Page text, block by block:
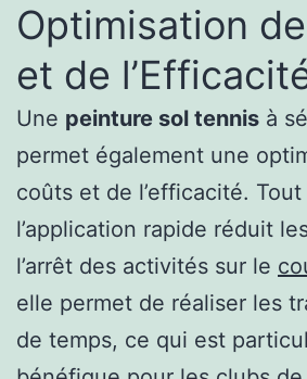
Optimisation
et de
Une peinture sol tennis à
permet également une
coûts et de l’efficacité. Tout
l’application rapide réduit
l’arrêt des activités sur le
elle permet de réaliser les
de temps, ce qui est